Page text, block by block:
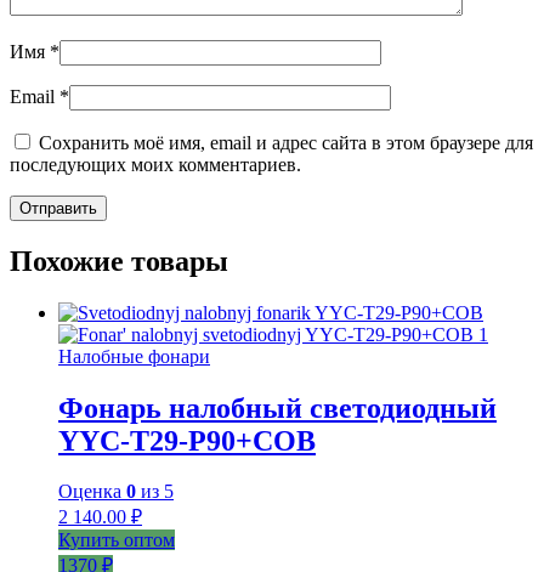
Имя *
Email *
Сохранить моё имя, email и адрес сайта в этом браузере для
последующих моих комментариев.
Похожие товары
Налобные фонари
Фонарь налобный светодиодный
YYC-T29-P90+COB
Оценка 0 из 5
2 140.00 ₽
Купить оптом
1370 ₽